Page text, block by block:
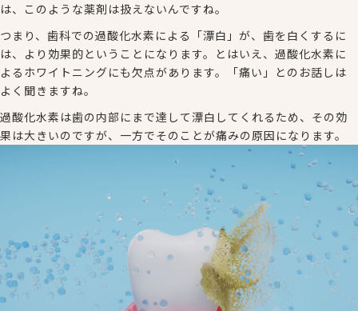
は、このような薬剤は扱えないんですね。
つまり、歯科での過酸化水素による「漂白」が、歯を白くするに
は、より効果的ということになります。とはいえ、過酸化水素に
よるホワイトニングにも欠点があります。「痛い」とのお話しは
よく聞きますね。
過酸化水素は歯の内部にまで達して漂白してくれるため、その効
果は大きいのですが、一方でそのことが痛みの原因になります。